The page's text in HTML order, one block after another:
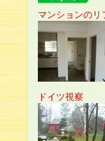
マンションのリ
ドイツ視察